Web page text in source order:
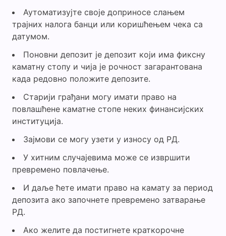
Аутоматизујте своје доприносе слањем
трајних налога банци или коришћењем чека са
датумом.
Поновни депозит је депозит који има фиксну
каматну стопу и чија је рочност загарантована
када редовно положите депозите.
Старији грађани могу имати право на
повлашћене каматне стопе неких финансијских
институција.
Зајмови се могу узети у износу од РД.
У хитним случајевима може се извршити
превремено повлачење.
И даље ћете имати право на камату за период
депозита ако започнете превремено затварање
РД.
Ако желите да постигнете краткорочне